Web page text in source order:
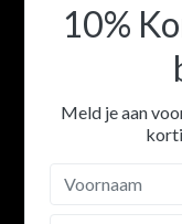
10%
Meld je aan